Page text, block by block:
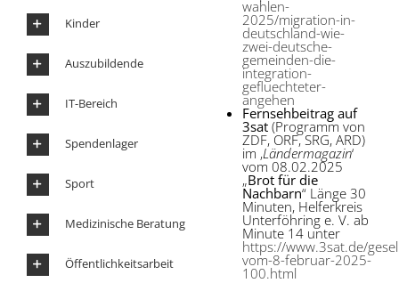
Kinder
Auszubildende
IT-Bereich
Spendenlager
Sport
Medizinische Beratung
Öffentlichkeitsarbeit
wahlen-
2025/migration-in-
deutschland-wie-
zwei-deutsche-
gemeinden-die-
integration-
gefluechteter-
angehen
Fernsehbeitrag auf
3sat(Programm von
ZDF, ORF, SRG, ARD)
im ‚Ländermagazin‘
vom 08.02.2025
„Brot für die
Nachbarn“ Länge 30
Minuten, Helferkreis
Unterföhring e. V. ab
Minute 14 unter
https://www.3sat.de/
vom-8-februar-2025-
100.html